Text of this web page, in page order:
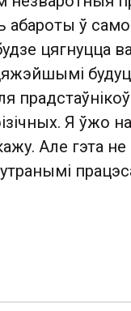
абароты ў
цягнуцца
Я ўжо
Але гэта не